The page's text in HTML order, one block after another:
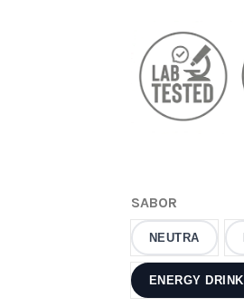
SABOR
NEUTRA
ENERGY DRINK